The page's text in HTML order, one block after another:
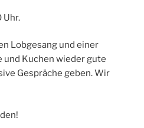
Uhr.
Lobgesang und einer
und Kuchen wieder gute
Gespräche geben. Wir